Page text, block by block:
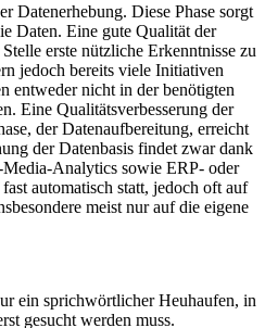
Datenerhebung. Diese Phase sorgt
Daten. Eine gute Qualität der
erste nützliche Erkenntnisse zu
jedoch bereits viele Initiativen
entweder nicht in der benötigten
Eine Qualitätsverbesserung der
der Datenaufbereitung, erreicht
der Datenbasis findet zwar dank
Analytics sowie ERP- oder
automatisch statt, jedoch oft auf
meist nur auf die eigene
ein sprichwörtlicher Heuhaufen, in
gesucht werden muss.